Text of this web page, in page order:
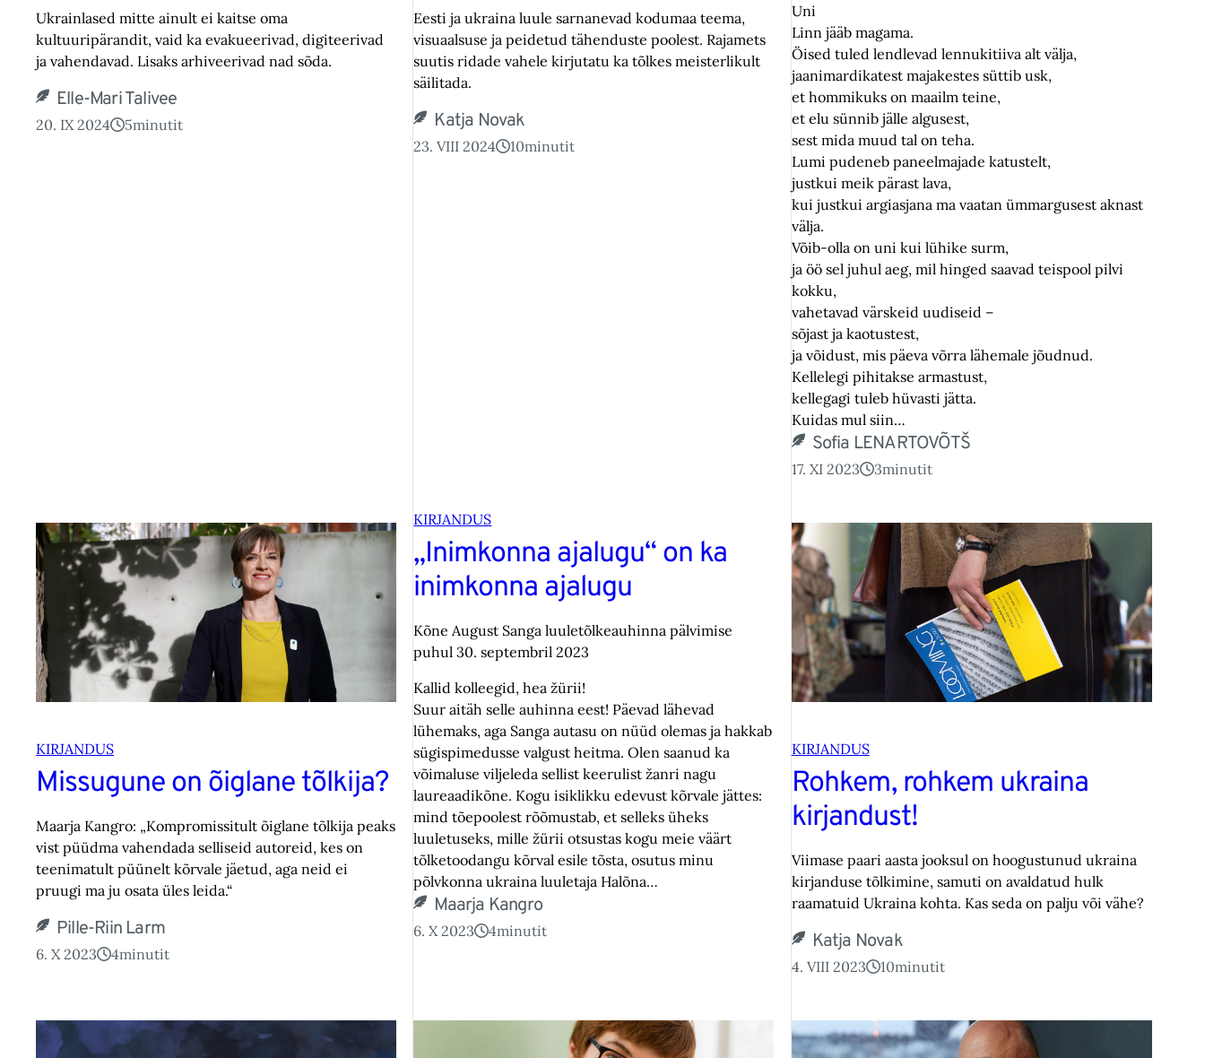
Ukrainlased mitte ainult ei kaitse oma
kultuuripärandit, vaid ka evakueerivad, digiteerivad
ja vahendavad. Lisaks arhiveerivad nad sõda.
Elle-Mari Talivee
20. IX 2024 5minutit
Eesti ja ukraina luule sarnanevad kodumaa teema,
visuaalsuse ja peidetud tähenduste poolest. Rajamets
suutis ridade vahele kirjutatu ka tõlkes meisterlikult
säilitada.
Katja Novak
23. VIII 2024 10minutit
Uni
Linn jääb magama.
Öised tuled lendlevad lennukitiiva alt välja,
jaanimardikatest majakestes süttib usk,
et hommikuks on maailm teine,
et elu sünnib jälle algusest,
sest mida muud tal on teha.
Lumi pudeneb paneelmajade katustelt,
justkui meik pärast lava,
kui justkui argiasjana ma vaatan ümmargusest aknast
välja.
Võib-olla on uni kui lühike surm,
ja öö sel juhul aeg, mil hinged saavad teispool pilvi
kokku,
vahetavad värskeid uudiseid –
sõjast ja kaotustest,
ja võidust, mis päeva võrra lähemale jõudnud.
Kellelegi pihitakse armastust,
kellegagi tuleb hüvasti jätta.
Kuidas mul siin…
Sofia LENARTOVÕTŠ
17. XI 2023 3minutit
KIRJANDUS
Missugune on õiglane tõlkija?
Maarja Kangro: „Kompromissitult õiglane tõlkija peaks
vist püüdma vahendada selliseid autoreid, kes on
teenimatult püünelt kõrvale jäetud, aga neid ei
pruugi ma ju osata üles leida.“
Pille-Riin Larm
6. X 2023 4minutit
KIRJANDUS
„Inimkonna ajalugu“ on ka
inimkonna ajalugu
Kõne August Sanga luuletõlkeauhinna pälvimise
puhul 30. septembril 2023
Kallid kolleegid, hea žürii!
Suur aitäh selle auhinna eest! Päevad lähevad
lühemaks, aga Sanga autasu on nüüd olemas ja hakkab
sügispimedusse valgust heitma. Olen saanud ka
võimaluse viljeleda sellist keerulist žanri nagu
laureaadikõne. Kogu isiklikku edevust kõrvale jättes:
mind tõepoolest rõõmustab, et selleks üheks
luuletuseks, mille žürii otsustas kogu meie väärt
tõlketoodangu kõrval esile tõsta, osutus minu
põlvkonna ukraina luuletaja Halõna…
Maarja Kangro
6. X 2023 4minutit
KIRJANDUS
Rohkem, rohkem ukraina
kirjandust!
Viimase paari aasta jooksul on hoogustunud ukraina
kirjanduse tõlkimine, samuti on avaldatud hulk
raamatuid Ukraina kohta. Kas seda on palju või vähe?
Katja Novak
4. VIII 2023 10minutit